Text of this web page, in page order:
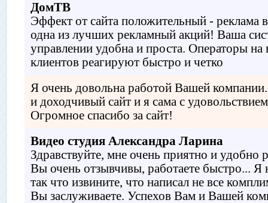
ДомТВ
Эффект от сайта положительный - реклама
одна из лучших рекламный акций! Ваша
управлении удобна и проста. Операторы
клиентов реагируют быстро и четко
Я очень довольна работой Вашей
и доходчивый сайт и я сама с
Огромное спасибо за сайт!
Видео студия Александра Ларина
Здравствуйте, мне очень приятно и удобно
Вы очень отзывчивы, работаете быстро... Я
так что извините, что написал не все
Вы заслуживаете. Успехов Вам и Вашей